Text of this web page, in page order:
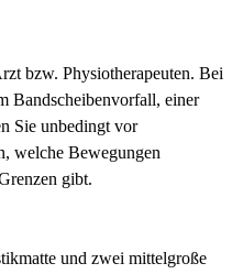
bzw. Physiotherapeuten. Bei
Bandscheibenvorfall, einer
Sie unbedingt vor
welche Bewegungen
gibt.
und zwei mittelgroße